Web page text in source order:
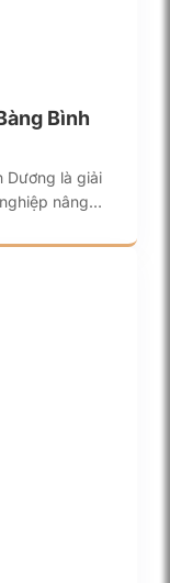
Bình
Dương là giải
nâng…